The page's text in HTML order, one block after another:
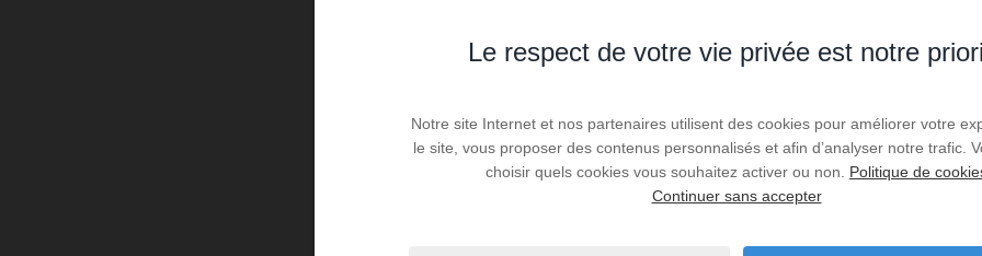
Le respect de votre vie privée est notre
Notre site Internet et nos partenaires utilisent des cookies pour améliorer votre
le site, vous proposer des contenus personnalisés et afin d’analyser notre trafic.
choisir quels cookies vous souhaitez activer ou non. Politique de
Continuer sans accepter